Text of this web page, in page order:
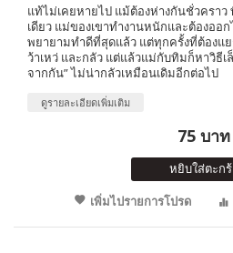
แท้ไม่เคยหายไป แม้ต้องห่างกันชั่วครา
เดียว แม่ของเขาทำงานหนักและต้องออ
พยายามทำดีที่สุดแล้ว แต่ทุกครั้งที่ต้องแ
ว้าเหว่ และกลัว แต่แล้วแม่กับทิมก็หาวิธีเ
จากกัน” ไม่น่ากลัวเหมือนเดิมอีกต่อไป
ดูรายละเอียดเพิ่มเติม
75 บาท
หยิบใส่ตะก
เพิ่มไปรายการโปรด